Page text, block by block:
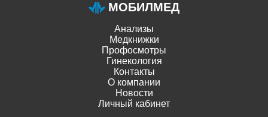
МОБИЛМЕД
Анализы
Медкнижки
Профосмотры
Гинекология
Контакты
О компании
Новости
Личный кабинет